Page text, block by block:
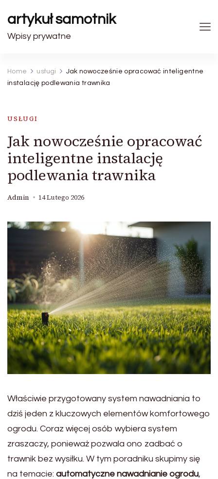
artykuł samotnik
Wpisy prywatne
Home usługi
Jak nowocześnie opracować inteligentne
instalację podlewania trawnika
USŁUGI
Jak nowocześnie opracować
inteligentne instalację
podlewania trawnika
Admin 14 Lutego 2026
Właściwie przygotowany system nawadniania to
dziś jeden z kluczowych elementów komfortowego
ogrodu. Coraz więcej osób wybiera system
zraszaczy, ponieważ pozwala ono zadbać o
trawnik bez wysiłku. W tym poradniku skupimy się
na temacie: automatyczne nawadnianie ogrodu,